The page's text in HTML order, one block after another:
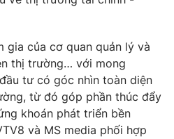
gia của cơ quan quản lý và
thị trường… với mong
tư có góc nhìn toàn diện
từ đó góp phần thúc đẩy
khoán phát triển bền
và MS media phối hợp